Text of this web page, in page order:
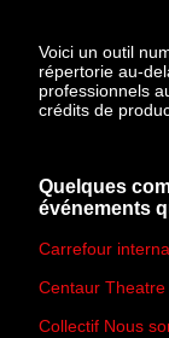
Voici un outil
répertorie au-
professionnels
crédits de
Quelques
événements
Carrefour
Centaur Theatre
Collectif Nous